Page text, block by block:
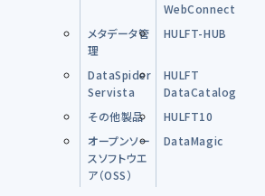
WebConnect
メタデータ管
理
HULFT-HUB
DataSpider
Servista
HULFT
DataCatalog
その他製品
HULFT10
オープンソー
スソフトウエ
ア（OSS）
DataMagic